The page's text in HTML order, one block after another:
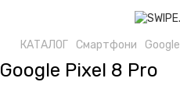
КАТАЛОГ Смартфони Google
Google Pixel 8 Pro